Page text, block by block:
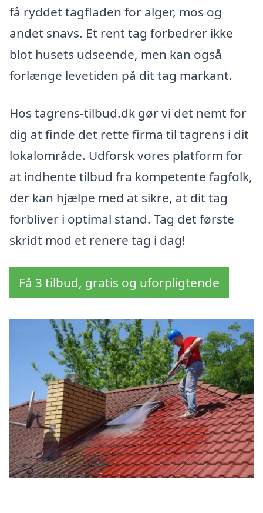
få ryddet tagfladen for alger, mos og
andet snavs. Et rent tag forbedrer ikke
blot husets udseende, men kan også
forlænge levetiden på dit tag markant.
Hos tagrens-tilbud.dk gør vi det nemt for
dig at finde det rette firma til tagrens i dit
lokalområde. Udforsk vores platform for
at indhente tilbud fra kompetente fagfolk,
der kan hjælpe med at sikre, at dit tag
forbliver i optimal stand. Tag det første
skridt mod et renere tag i dag!
Få 3 tilbud, gratis og uforpligtende